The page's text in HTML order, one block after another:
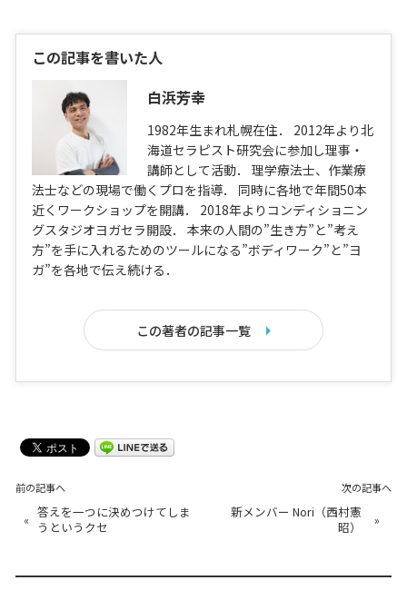
この記事を書いた人
白浜芳幸
1982年生まれ札幌在住． 2012年より北
海道セラピスト研究会に参加し理事・
講師として活動． 理学療法士、作業療
法士などの現場で働くプロを指導． 同時に各地で年間50本
近くワークショップを開講． 2018年よりコンディショニン
グスタジオヨガセラ開設． 本来の人間の”生き方”と”考え
方”を手に入れるためのツールになる”ボディワーク”と”ヨ
ガ”を各地で伝え続ける．
この著者の記事一覧
前の記事へ
« 答えを一つに決めつけてしま
うというクセ
次の記事へ
新メンバー Nori（西村憲
昭）
»